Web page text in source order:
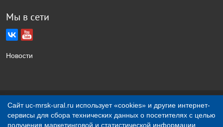
Мы в сети
Новости
Создание сайта Jellyweb
О компании Контакты
Сайт uc-mrsk-ural.ru использует «cookies» и другие интернет-
сервисы для сбора технических данных о посетителях с целью
получения маркетинговой и статистической информации.